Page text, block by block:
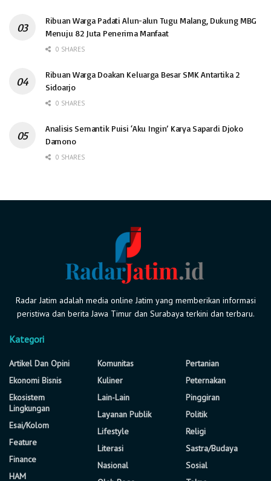
Ribuan Warga Padati Alun-alun Tugu Malang, Dukung MBG
Menuju 82 Juta Penerima Manfaat
0 SHARES
Ribuan Warga Doakan Keluarga Besar SMK Antartika 2
Sidoarjo
0 SHARES
Analisis Semantik Puisi ‘Aku Ingin’ Karya Sapardi Djoko
Damono
0 SHARES
Radar Jatim adalah media online Jatim yang memberikan informasi
peristiwa dan berita Jawa Timur dan Surabaya terkini dan terbaru.
Kategori
Artikel Dan Opini
Ekonomi Bisnis
Ekosistem
Lingkungan
Esai/Kolom
Feature
Finance
HAM
Komunitas
Kuliner
Lain-Lain
Layanan Publik
Lifestyle
Literasi
Nasional
Pertanian
Peternakan
Pinggiran
Politik
Religi
Sastra/Budaya
Sosial